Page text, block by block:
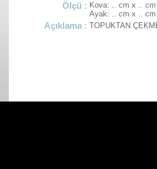
Ölçü : Kova: .. cm x .. cm
Ayak: .. cm x .. cm
Açıklama : TOPUKTAN